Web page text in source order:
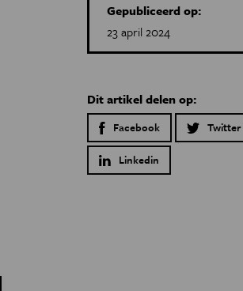
Gepubliceerd op:
23 april 2024
Dit artikel delen op:
Facebook Twitter
Linkedin